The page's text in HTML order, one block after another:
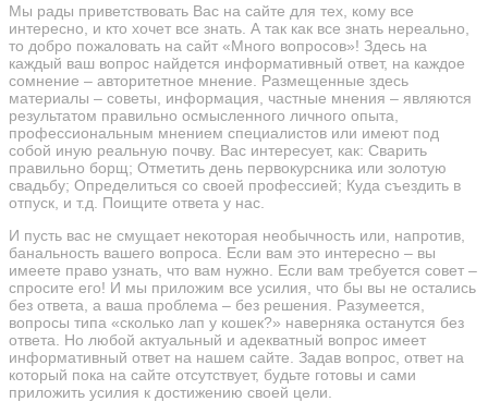
Мы рады приветствовать Вас на сайте для тех, кому все
интересно, и кто хочет все знать. А так как все знать нереально,
то добро пожаловать на сайт «Много вопросов»! Здесь на
каждый ваш вопрос найдется информативный ответ, на каждое
сомнение – авторитетное мнение. Размещенные здесь
материалы – советы, информация, частные мнения – являются
результатом правильно осмысленного личного опыта,
профессиональным мнением специалистов или имеют под
собой иную реальную почву. Вас интересует, как: Сварить
правильно борщ; Отметить день первокурсника или золотую
свадьбу; Определиться со своей профессией; Куда съездить в
отпуск, и т.д. Поищите ответа у нас.
И пусть вас не смущает некоторая необычность или, напротив,
банальность вашего вопроса. Если вам это интересно – вы
имеете право узнать, что вам нужно. Если вам требуется совет –
спросите его! И мы приложим все усилия, что бы вы не остались
без ответа, а ваша проблема – без решения. Разумеется,
вопросы типа «сколько лап у кошек?» наверняка останутся без
ответа. Но любой актуальный и адекватный вопрос имеет
информативный ответ на нашем сайте. Задав вопрос, ответ на
который пока на сайте отсутствует, будьте готовы и сами
приложить усилия к достижению своей цели.